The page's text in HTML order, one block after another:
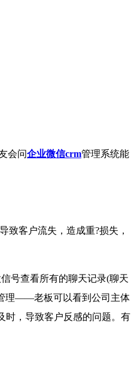
会问企业微信crm管理系统能
客户流失，造成重?损失，
号查看所有的聊天记录(聊天
理——老板可以看到公司主体
时，导致客户反感的问题。有